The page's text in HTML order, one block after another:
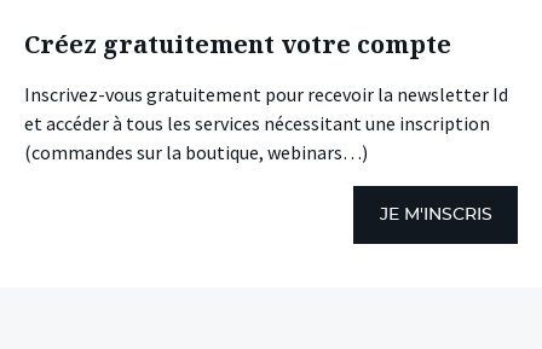
Créez gratuitement votre compte
Inscrivez-vous gratuitement pour recevoir la newsletter Id
et accéder à tous les services nécessitant une inscription
(commandes sur la boutique, webinars…)
JE M'INSCRIS